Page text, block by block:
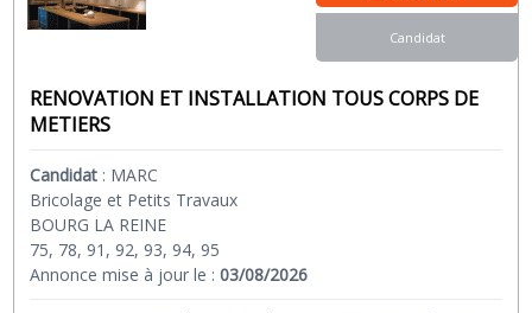
RENOVATION ET INSTALLATION TOUS CORPS DE
METIERS
Candidat : MARC
Bricolage et Petits Travaux
BOURG LA REINE
75, 78, 91, 92, 93, 94, 95
Annonce mise à jour le :03/08/2026
Candidat